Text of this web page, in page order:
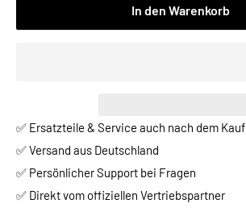
In den Warenkorb
✅ Ersatzteile & Service auch nach dem Kauf
✅ Versand aus Deutschland
✅ Persönlicher Support bei Fragen
✅ Direkt vom offiziellen Vertriebspartner